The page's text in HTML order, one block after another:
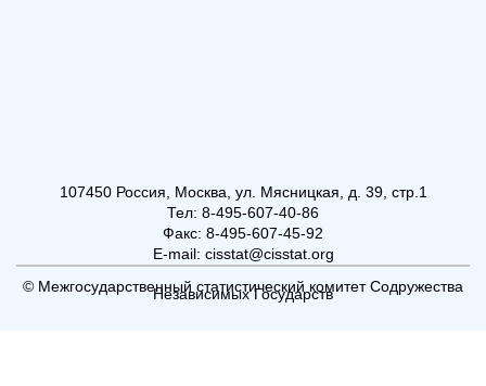
107450 Россия, Москва, ул. Мясницкая, д. 39, стр.1
Тел: 8-495-607-40-86
Факс: 8-495-607-45-92
E-mail: cisstat@cisstat.org
© Межгосударственный статистический комитет Содружества
Независимых Государств